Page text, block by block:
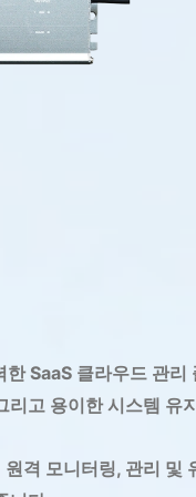
SaaS 클라우드 관
고 용이한 시스템 유
격 모니터링, 관리